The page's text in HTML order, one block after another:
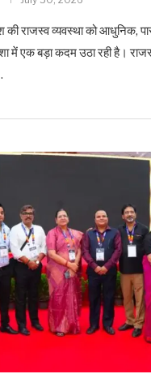
राजस्व व्यवस्था को आधुनिक,
में एक बड़ा कदम उठा रही है।